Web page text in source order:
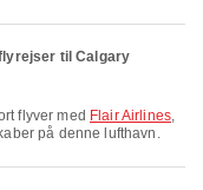
til Calgary
flyver med Flair Airlines,
på denne lufthavn.